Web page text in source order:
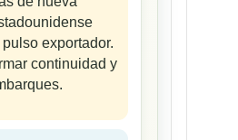
exportador.
continuidad y